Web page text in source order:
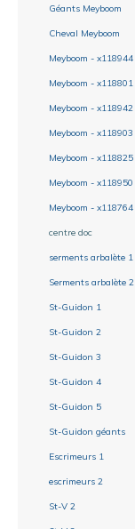
Géants Meyboom
Cheval Meyboom
Meyboom - x118944
Meyboom - x118801
Meyboom - x118942
Meyboom - x118903
Meyboom - x118825
Meyboom - x118950
Meyboom - x118764
centre doc
serments arbalète 1
Serments arbalète 2
St-Guidon 1
St-Guidon 2
St-Guidon 3
St-Guidon 4
St-Guidon 5
St-Guidon géants
Escrimeurs 1
escrimeurs 2
St-V 2